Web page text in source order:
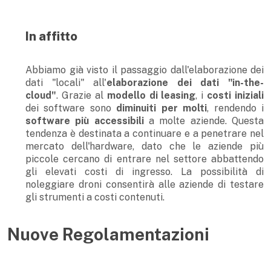
In affitto
Abbiamo già visto il passaggio dall'elaborazione dei
dati "locali" all'elaborazione dei dati "in-the-
cloud". Grazie al modello di leasing, i costi iniziali
dei software sono diminuiti per molti, rendendo i
software più accessibilia molte aziende. Questa
tendenza è destinata a continuare e a penetrare nel
mercato dell'hardware, dato che le aziende più
piccole cercano di entrare nel settore abbattendo
gli elevati costi di ingresso. La possibilità di
noleggiare droni consentirà alle aziende di testare
gli strumenti a costi contenuti.
Nuove Regolamentazioni